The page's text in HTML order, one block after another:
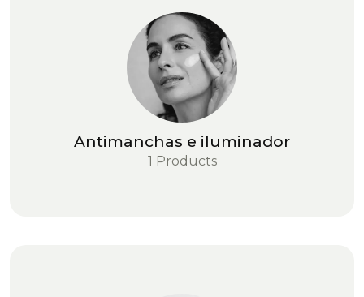
Antimanchas e iluminador
1 Products